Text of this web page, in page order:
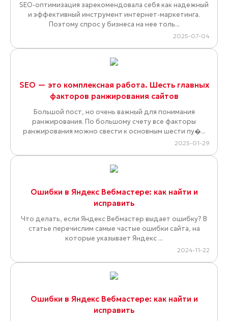
SEO-оптимизация зарекомендовала себя как надежный
и эффективный инструмент интернет-маркетинга.
Поэтому спрос у бизнеса на нее толь...
2025-07-04
SEO — это комплексная работа. Шесть главных
факторов ранжирования сайтов
Большой пост, но очень важный для понимания
ранжирования. По большому счету все факторы
ранжирования можно свести к основным шести пу�...
2025-01-29
Ошибки в Яндекс Вебмастере: как найти и
исправить
Что делать, если Яндекс Вебмастер выдает ошибку? В
статье перечислим самые частые ошибки сайта, на
которые указывает Яндекс ...
2024-11-22
Ошибки в Яндекс Вебмастере: как найти и
исправить